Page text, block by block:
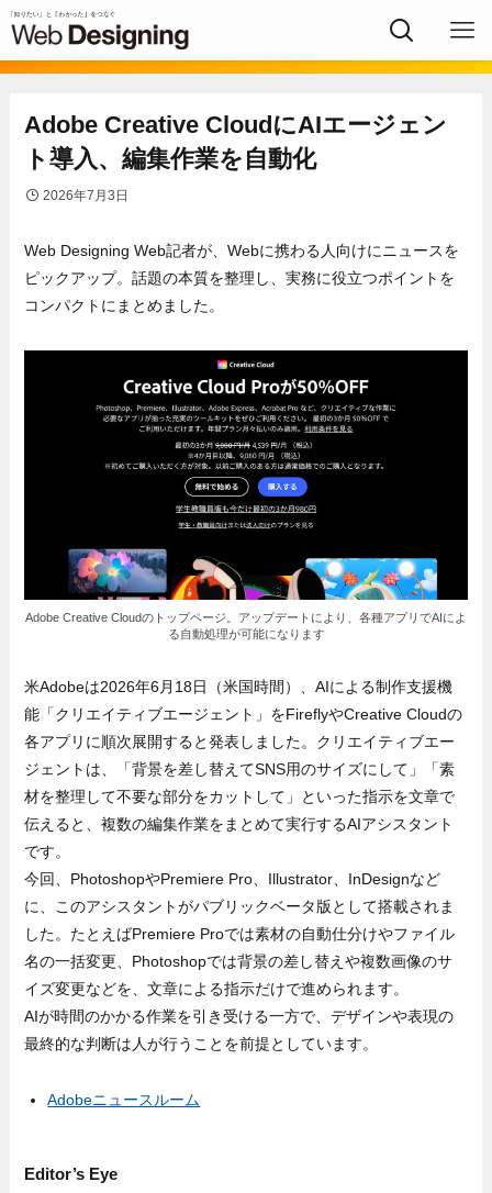
Adobe Creative CloudにAIエージェン
ト導入、編集作業を自動化
2026年7月3日
Web Designing Web記者が、Webに携わる人向けにニュースを
ピックアップ。話題の本質を整理し、実務に役立つポイントを
コンパクトにまとめました。
Adobe Creative Cloudのトップページ。アップデートにより、各種アプリでAIによ
る自動処理が可能になります
米Adobeは2026年6月18日（米国時間）、AIによる制作支援機
能「クリエイティブエージェント」をFireflyやCreative Cloudの
各アプリに順次展開すると発表しました。クリエイティブエー
ジェントは、「背景を差し替えてSNS用のサイズにして」「素
材を整理して不要な部分をカットして」といった指示を文章で
伝えると、複数の編集作業をまとめて実行するAIアシスタント
です。
今回、PhotoshopやPremiere Pro、Illustrator、InDesignなど
に、このアシスタントがパブリックベータ版として搭載されま
した。たとえばPremiere Proでは素材の自動仕分けやファイル
名の一括変更、Photoshopでは背景の差し替えや複数画像のサ
イズ変更などを、文章による指示だけで進められます。
AIが時間のかかる作業を引き受ける一方で、デザインや表現の
最終的な判断は人が行うことを前提としています。
Adobeニュースルーム
Editor’s Eye